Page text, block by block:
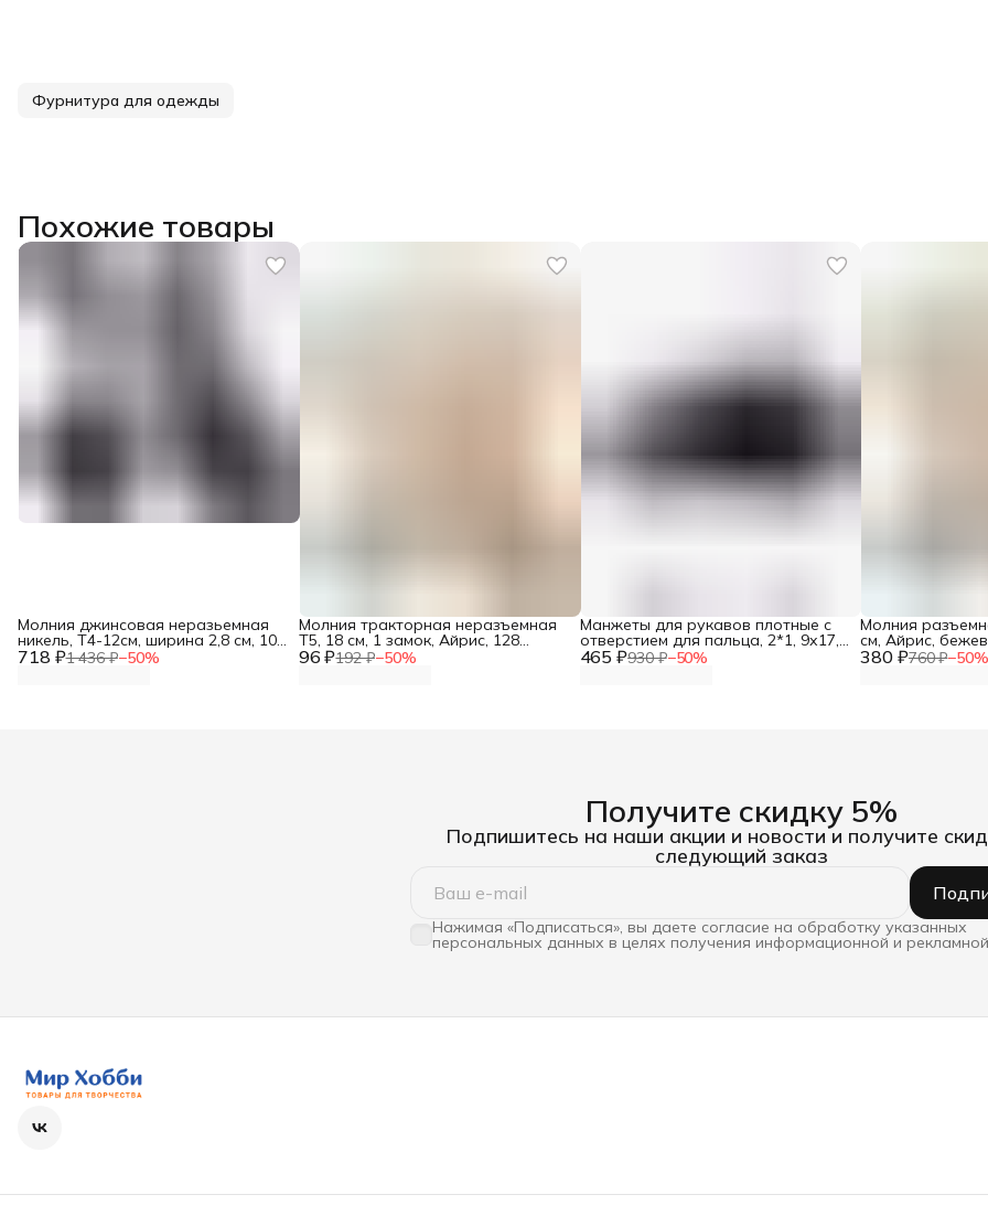
Фурнитура для одежды
Похожие товары
718 ₽1 436 ₽−50%
Молния джинсовая неразьемная
никель, Т4-12см, ширина 2,8 см, 10
шт/упак, Айрис 96 ₽192 ₽−50%
Молния тракторная неразъемная
Т5, 18 см, 1 замок, Айрис, 128
бежевый 465 ₽930 ₽−50%
Манжеты для рукавов плотные с
отверстием для пальца, 2*1, 9х17,5
см, Айрис, черный 380 ₽760 ₽−50%
Молния
см, Айрис,
Получите скидку 5%
Подпишитесь на наши акции и новости и получите
следующий заказ
Нажимая «Подписаться», вы даете согласие на обработку указанных
персональных данных в целях получения информационной и